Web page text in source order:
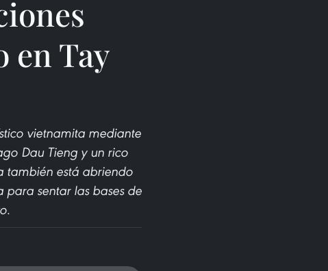
en Tay
vietnamita mediante
Dau Tieng y un rico
también está abriendo
para sentar las bases de